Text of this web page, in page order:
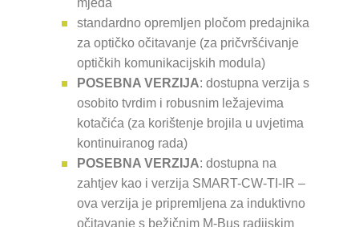
mjeda
standardno opremljen pločom predajnika
za optičko očitavanje (za pričvršćivanje
optičkih komunikacijskih modula)
POSEBNA VERZIJA: dostupna verzija s
osobito tvrdim i robusnim ležajevima
kotačića (za korištenje brojila u uvjetima
kontinuiranog rada)
POSEBNA VERZIJA: dostupna na
zahtjev kao i verzija SMART-CW-TI-IR –
ova verzija je pripremljena za induktivno
očitavanje s bežičnim M-Bus radijskim